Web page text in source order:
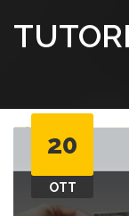
20
OTT